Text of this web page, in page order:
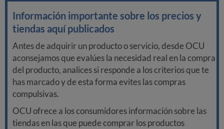
Información importante sobre los precios y
tiendas aquí publicados
Antes de adquirir un producto o servicio, desde OCU
aconsejamos que evalúes la necesidad real en la compra
del producto, analices si responde a los criterios que te
has marcado y de esta forma evites las compras
compulsivas.
OCU ofrece a los consumidores información sobre las
tiendas en las que puede comprar los productos